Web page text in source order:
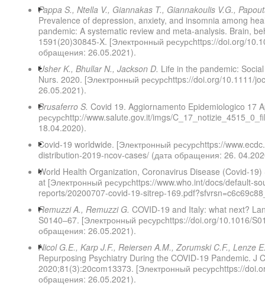
Pappa S., Ntella V., Giannakas T., Giannakoulis V.G.,
Prevalence of depression, anxiety, and insomnia among
pandemic: A systematic review and meta-analysis. Brain,
1591(20)30845-X. [Электронный ресурсhttps://doi.org/
обращения: 26.05.2021).
Usher K., Bhullar N., Jackson D. Life in the pandemic:
Nurs. 2020. [Электронный ресурсhttps://doi.org/10.1111/
26.05.2021).
Brusaferro S. Covid 19. Aggiornamento Epidemiologico 17
ресурсhttp://www.salute.gov.it/imgs/
18.04.2020).
Covid-19 worldwide. [Электронный ресурсhttps://
distribution-2019-ncov-cases/ (дата обращения: 26.
World Health Organization, Coronavirus Disease (Covid-
at [Электронный ресурсhttps://www.who.int/docs/default-
reports/20200707-covid-19-sitrep-
Remuzzi A., Remuzzi G. COVID-19 and Italy: what next?
S0140–67. [Электронный ресурсhttps://doi.org/10.1016/
обращения: 26.05.2021).
Nicol G.E., Karp J.F., Reiersen A.M., Zorumski C.F., Lenze
Repurposing Psychiatry During the COVID-19 Pandemic. J
2020;81(3):20com13373. [Электронный ресурсhttps://
обращения: 26.05.2021).